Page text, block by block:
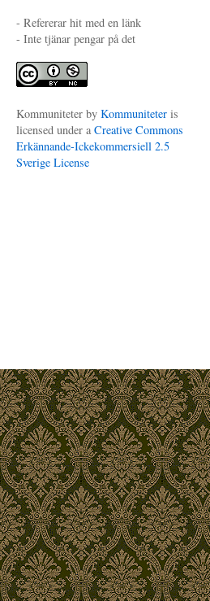
- Refererar hit med en länk
- Inte tjänar pengar på det
Kommuniteter by Kommuniteter is
licensed under a Creative Commons
Erkännande-Ickekommersiell 2.5
Sverige License